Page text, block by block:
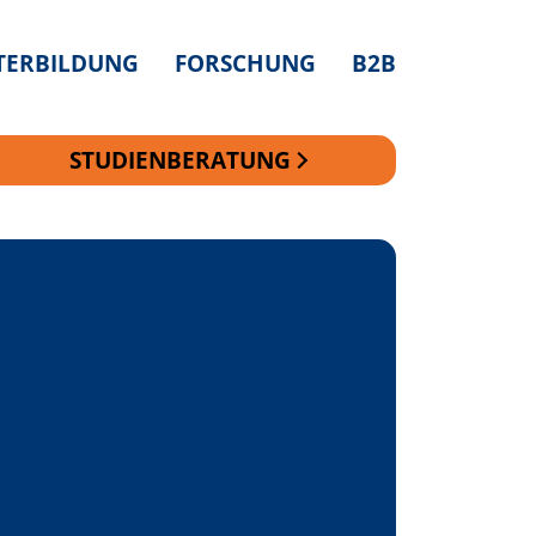
FORSCHUNG B2B
STUDIENBERATUNG